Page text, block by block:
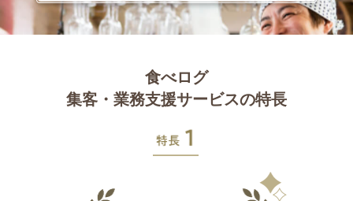
食べログ
集客・業務支援サービスの特長